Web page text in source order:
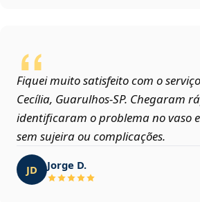
Fiquei muito satisfeito com o
Cecília, Guarulhos‑SP. Chegaram
identificaram o problema no vaso
sem sujeira ou complicações.
JD Jorge D.